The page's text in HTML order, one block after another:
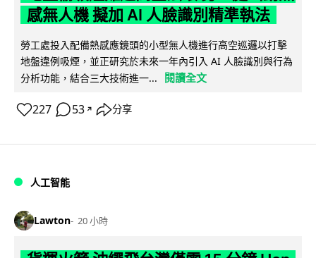
感無人機 擬加 AI 人臉識別精準執法
勞工處投入配備熱感應鏡頭的小型無人機進行高空巡邏以打擊
地盤違例吸煙，並正研究於未來一年內引入 AI 人臉識別與行為
分析功能，結合三大技術進一...
閱讀全文
227 53 ↗ 分享
人工智能
Lawton 20 小時